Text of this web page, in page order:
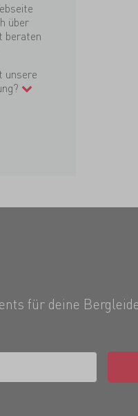
über
beraten
unsere
für deine